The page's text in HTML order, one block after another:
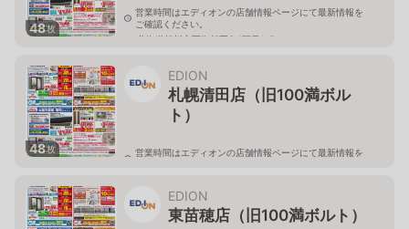
48枚
営業時間はエディオンの店舗情報ページにて最新情報を
ご確認ください。
北海道旭川市西御料五条1丁目1-5
48枚
EDION
札幌清田店（旧100満ボル
ト）
営業時間はエディオンの店舗情報ページにて最新情報を
EDION
東苗穂店（旧100満ボルト）